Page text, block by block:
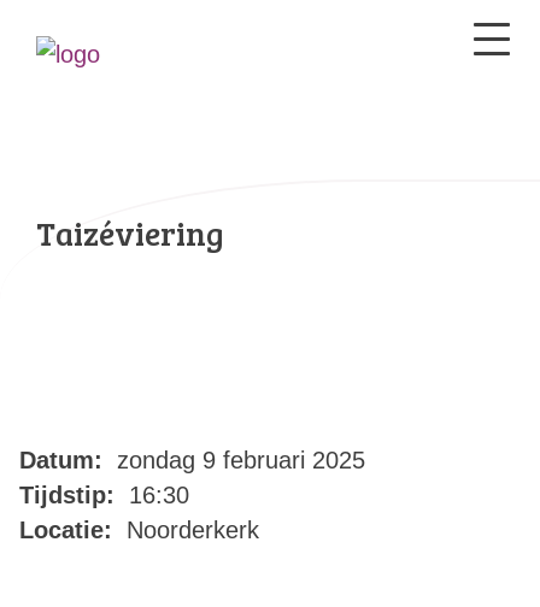
Taizéviering
Datum:
zondag 9 februari 2025
Tijdstip:
16:30
Locatie:
Noorderkerk